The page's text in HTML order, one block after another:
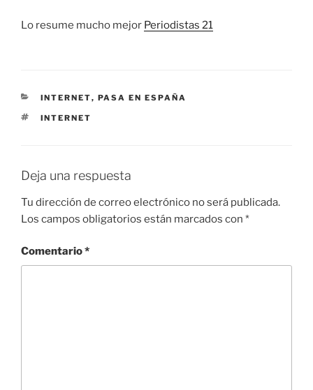
Lo resume mucho mejor Periodistas 21
CATEGORÍAS
INTERNET, PASA EN ESPAÑA
ETIQUETAS
INTERNET
Deja una respuesta
Tu dirección de correo electrónico no será publicada.
Los campos obligatorios están marcados con *
Comentario*